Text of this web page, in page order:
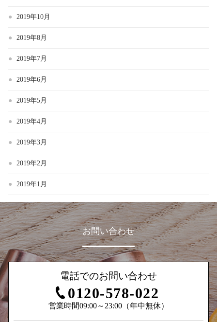
2019年10月
2019年8月
2019年7月
2019年6月
2019年5月
2019年4月
2019年3月
2019年2月
2019年1月
お問い合わせ
電話でのお問い合わせ
0120-578-022
営業時間09:00～23:00（年中無休）